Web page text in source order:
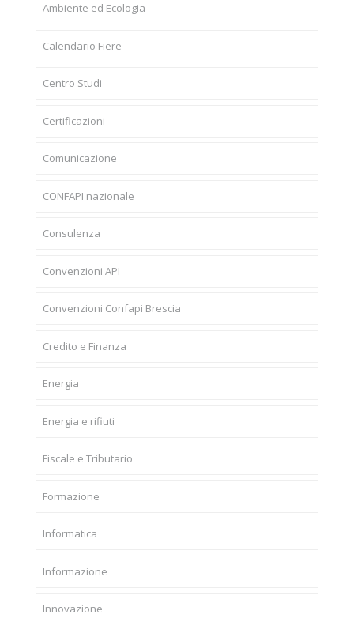
Ambiente ed Ecologia
Calendario Fiere
Centro Studi
Certificazioni
Comunicazione
CONFAPI nazionale
Consulenza
Convenzioni API
Convenzioni Confapi Brescia
Credito e Finanza
Energia
Energia e rifiuti
Fiscale e Tributario
Formazione
Informatica
Informazione
Innovazione